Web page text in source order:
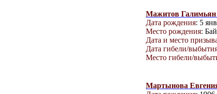
Мажитов Галимьян
Дата рождения: 5
Место рождения:
Дата и место
Дата гибели/
Место гибели/
Мартынова